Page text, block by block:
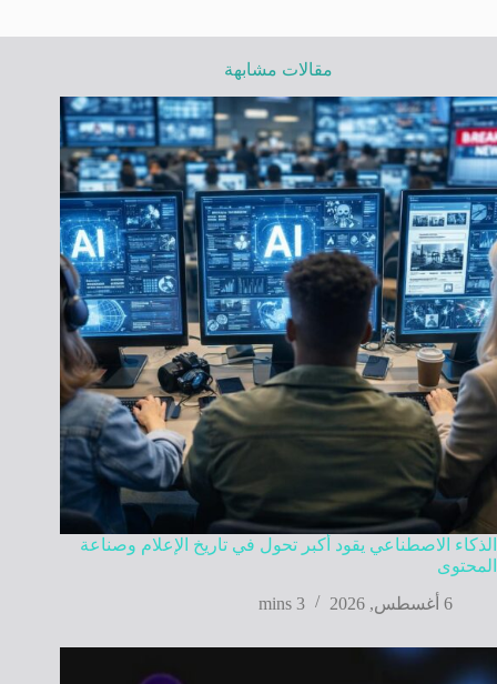
مقالات مشابهة
الذكاء الاصطناعي يقود أكبر تحول في تاريخ الإعلام وصناعة
المحتوى
6 أغسطس, 2026
3 mins